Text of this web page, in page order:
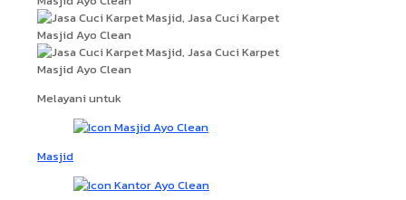
Melayani untuk
Masjid